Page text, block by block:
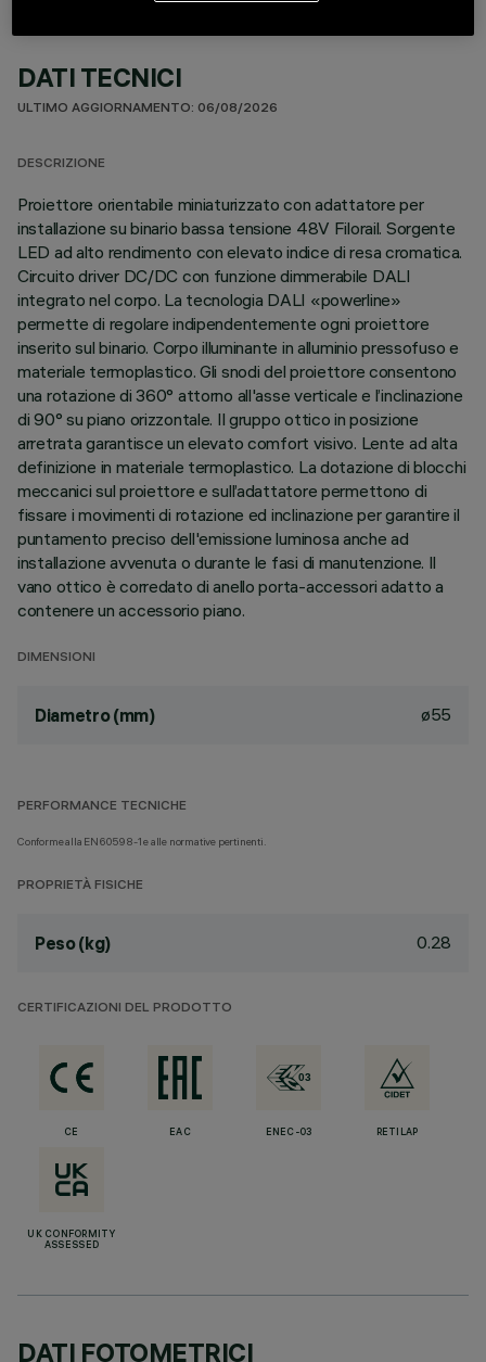
DATI TECNICI
ULTIMO AGGIORNAMENTO: 06/08/2026
DESCRIZIONE
Proiettore orientabile miniaturizzato con adattatore per
installazione su binario bassa tensione 48V Filorail. Sorgente
LED ad alto rendimento con elevato indice di resa cromatica.
Circuito driver DC/DC con funzione dimmerabile DALI
integrato nel corpo. La tecnologia DALI «powerline»
permette di regolare indipendentemente ogni proiettore
inserito sul binario. Corpo illuminante in alluminio pressofuso e
materiale termoplastico. Gli snodi del proiettore consentono
una rotazione di 360° attorno all'asse verticale e l’inclinazione
di 90° su piano orizzontale. Il gruppo ottico in posizione
arretrata garantisce un elevato comfort visivo. Lente ad alta
definizione in materiale termoplastico. La dotazione di blocchi
meccanici sul proiettore e sull’adattatore permettono di
fissare i movimenti di rotazione ed inclinazione per garantire il
puntamento preciso dell'emissione luminosa anche ad
installazione avvenuta o durante le fasi di manutenzione. Il
vano ottico è corredato di anello porta-accessori adatto a
contenere un accessorio piano.
DIMENSIONI
Diametro (mm) ø55
PERFORMANCE TECNICHE
Conforme alla EN60598-1 e alle normative pertinenti.
PROPRIETÀ FISICHE
Peso (kg) 0.28
CERTIFICAZIONI DEL PRODOTTO
CE EAC ENEC-03 RETILAP
UK CONFORMITY
ASSESSED
DATI FOTOMETRICI